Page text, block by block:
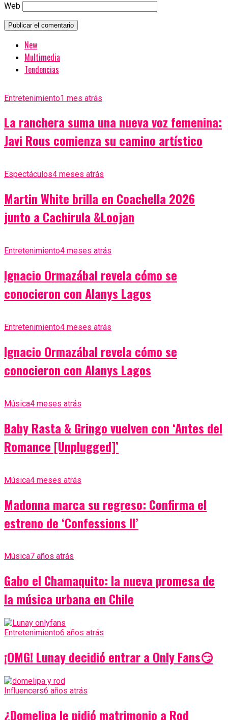
Web
New
Multimedia
Tendencias
Entretenimiento1 mes atrás
La ranchera suma una nueva voz femenina:
Javi Rous comienza su camino artístico
Espectáculos4 meses atrás
Martin White brilla en Coachella 2026
junto a Cachirula &Loojan
Entretenimiento4 meses atrás
Ignacio Ormazábal revela cómo se
conocieron con Alanys Lagos
Entretenimiento4 meses atrás
Ignacio Ormazábal revela cómo se
conocieron con Alanys Lagos
Música4 meses atrás
Baby Rasta & Gringo vuelven con ‘Antes del
Romance [Unplugged]’
Música4 meses atrás
Madonna marca su regreso: Confirma el
estreno de ‘Confessions II’
Música7 años atrás
Gabo el Chamaquito: la nueva promesa de
la música urbana en Chile
Entretenimiento6 años atrás
¡OMG! Lunay decidió entrar a Only Fans😏
Influencers6 años atrás
¿Domelipa le pidió matrimonio a Rod